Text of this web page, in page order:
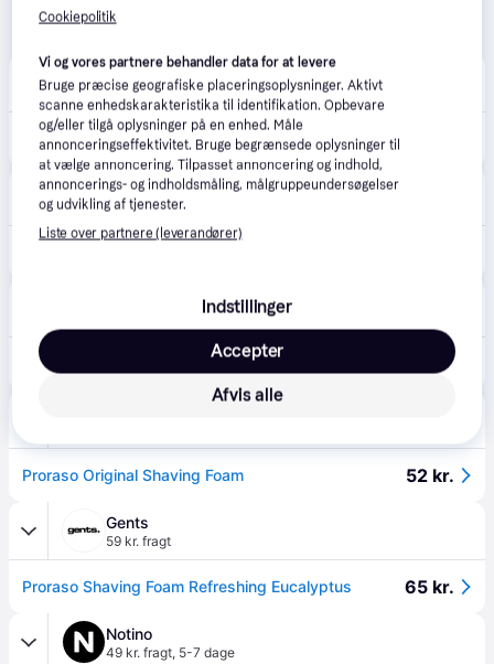
Matas
29 kr. fragt,1-2 dage
Proraso Barberskum - Eucalyptus & Menthol, 300 ml
Eller 3 betalinger af 18 kr.
Made4men.dk
39 kr. fragt,1 dag
1-3 dage
55 kr.
Proraso Original Shaving Foam 52 kr.
Gents
59 kr. fragt
Proraso Shaving Foam Refreshing Eucalyptus 65 kr.
Notino
49 kr. fragt, 5-7 dage
Cookiepolitik
Vi og vores partnere behandler data for at levere
Bruge præcise geografiske placeringsoplysninger. Aktivt
scanne enhedskarakteristika til identifikation. Opbevare
og/eller tilgå oplysninger på en enhed. Måle
annonceringseffektivitet. Bruge begrænsede oplysninger til
at vælge annoncering. Tilpasset annoncering og indhold,
annoncerings- og indholdsmåling, målgruppeundersøgelser
og udvikling af tjenester.
Liste over partnere (leverandører)
Indstillinger
Afvis alle
Accepter